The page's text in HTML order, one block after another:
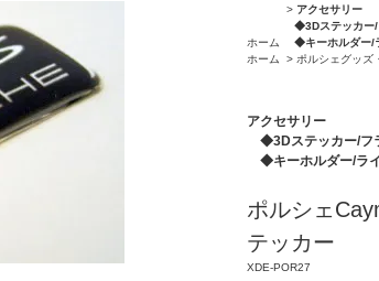
ホーム
> アクセサリー
◆3Dステッカー/
◆キーホルダー/
ホーム
> ポルシェグッズ
アクセサリー
◆3Dステッカー/フ
◆キーホルダー/ラ
ポルシェ
テッカー
XDE-POR27